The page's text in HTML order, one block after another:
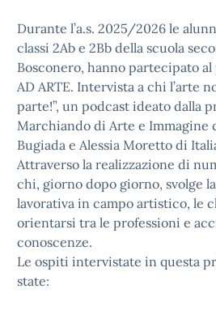
Durante l’a.s. 2025/2026 le
classi 2Ab e 2Bb della scuola
Bosconero, hanno partecipato al
AD ARTE. Intervista a chi l’arte
parte!”, un podcast ideato dalla
Marchiando di Arte e Immagine
Bugiada e Alessia Moretto di
Attraverso la realizzazione di
chi, giorno dopo giorno, svolge
lavorativa in campo artistico, le
orientarsi tra le professioni e
conoscenze.
Le ospiti intervistate in questa
state: